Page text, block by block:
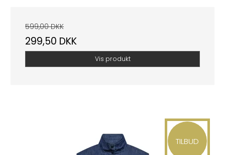
599,00 DKK
299,50 DKK
Vis produkt
TILBUD